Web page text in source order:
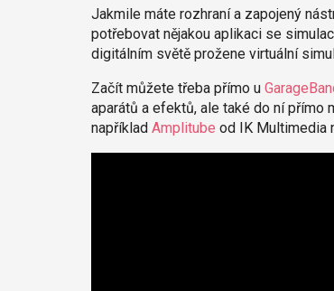
Jakmile máte rozhraní a zapojený
potřebovat nějakou aplikaci se
digitálním světě prožene virtuální
Začít můžete třeba přímo u
aparátů a efektů, ale také do ní přímo
například Amplitube od IK Multimedia